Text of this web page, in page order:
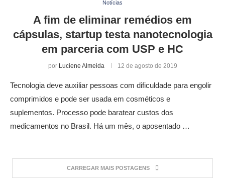
Notícias
A fim de eliminar remédios em
cápsulas, startup testa nanotecnologia
em parceria com USP e HC
por Luciene Almeida 12 de agosto de 2019
Tecnologia deve auxiliar pessoas com dificuldade para engolir
comprimidos e pode ser usada em cosméticos e
suplementos. Processo pode baratear custos dos
medicamentos no Brasil. Há um mês, o aposentado …
CARREGAR MAIS POSTAGENS